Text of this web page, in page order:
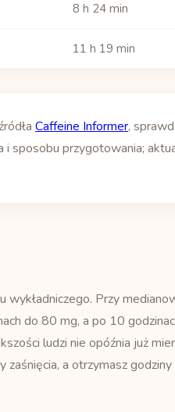
8 h 24 min
11 h 19 min
Caffeine Informer,
i sposobu przygotowania;
wykładniczego. Przy
do 80 mg, a po 10
ludzi nie opóźnia już
a otrzymasz